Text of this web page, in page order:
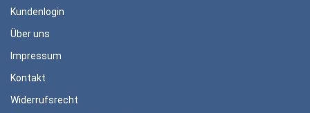
Kundenlogin
Über uns
Impressum
Kontakt
Widerrufsrecht